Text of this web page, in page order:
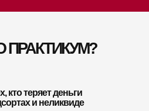
ПРАКТИКУМ?
кто теряет деньги
и неликвиде